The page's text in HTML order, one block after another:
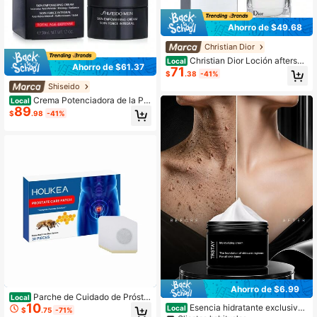
Ahorro de $61.37
Shiseido
Local Crema Potenciadora de la Pie
l Shiseido Men de 50ml/1.7oz
$89.98 -41%
Local Parche de Cuidado de Próstat
a Houkea para Hombres, Parche de
$10.75 -71%
Ahorro de $49.68
Christian Dior
Local Christian Dior Loción aftersha
ve Homme Dermo System 100ml/3.
4oz
$71 .38 -41%
Ahorro de $6.99
Local Esencia hidratante exclusiva